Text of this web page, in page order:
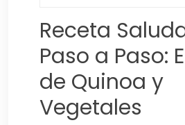
Receta
Paso a Paso:
de Quinoa y
Vegetales